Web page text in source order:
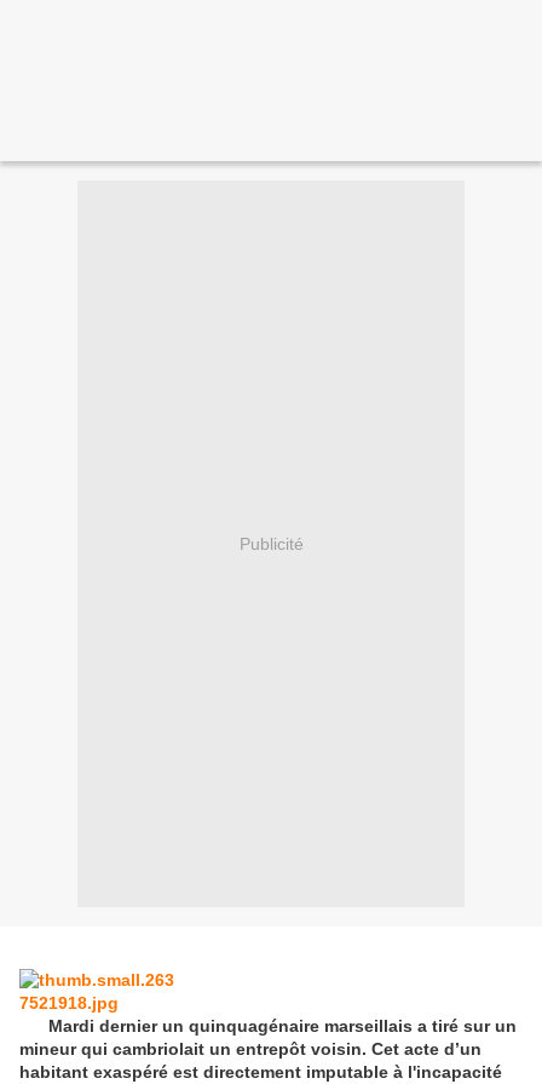
Publicité
Mardi dernier un quinquagénaire marseillais a tiré sur un
mineur qui cambriolait un entrepôt voisin. Cet acte d’un
habitant exaspéré est directement imputable à l'incapacité